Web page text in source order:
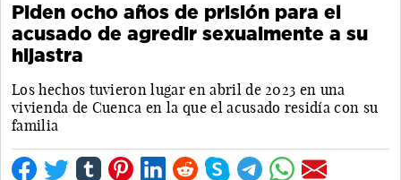
Piden ocho años de prisión para el
acusado de agredir sexualmente a su
hijastra
Los hechos tuvieron lugar en abril de 2023 en una
vivienda de Cuenca en la que el acusado residía con su
familia